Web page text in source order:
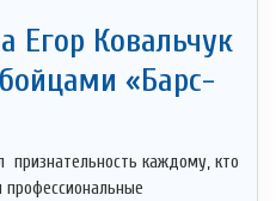
Егор Ковальчук
«Барс-
признательность каждому, кто
профессиональные